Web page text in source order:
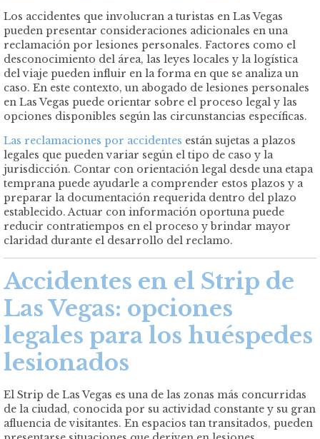
Los accidentes que involucran a turistas en Las Vegas
pueden presentar consideraciones adicionales en una
reclamación por lesiones personales. Factores como el
desconocimiento del área, las leyes locales y la logística
del viaje pueden influir en la forma en que se analiza un
caso. En este contexto, un abogado de lesiones personales
en Las Vegas puede orientar sobre el proceso legal y las
opciones disponibles según las circunstancias específicas.
Las reclamaciones por accidentes están sujetas a plazos
legales que pueden variar según el tipo de caso y la
jurisdicción. Contar con orientación legal desde una etapa
temprana puede ayudarle a comprender estos plazos y a
preparar la documentación requerida dentro del plazo
establecido. Actuar con información oportuna puede
reducir contratiempos en el proceso y brindar mayor
claridad durante el desarrollo del reclamo.
Accidentes en el Strip de
Las Vegas: opciones
legales para los huéspedes
lesionados
El Strip de Las Vegas es una de las zonas más concurridas
de la ciudad, conocida por su actividad constante y su gran
afluencia de visitantes. En espacios tan transitados, pueden